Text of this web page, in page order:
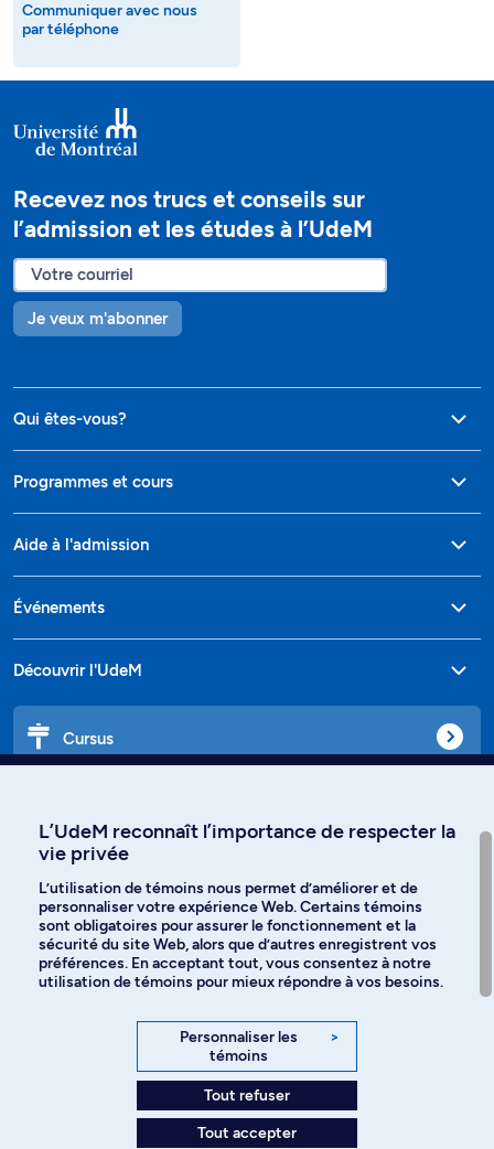
Communiquer avec nous
par téléphone
Recevez nos trucs et conseils sur
l’admission et les études à l’UdeM
Je veux m'abonner
Qui êtes-vous?
Programmes et cours
Aide à l'admission
Événements
Découvrir l'UdeM
Cursus
Langues
Facebook Instagram
YouTube
L’UdeM reconnaît l’importance de respecter la
vie privée
L’utilisation de témoins nous permet d’améliorer et de
personnaliser votre expérience Web. Certains témoins
sont obligatoires pour assurer le fonctionnement et la
sécurité du site Web, alors que d’autres enregistrent vos
préférences. En acceptant tout, vous consentez à notre
utilisation de témoins pour mieux répondre à vos besoins.
Personnaliser les
témoins
>
Tout refuser
Tout accepter